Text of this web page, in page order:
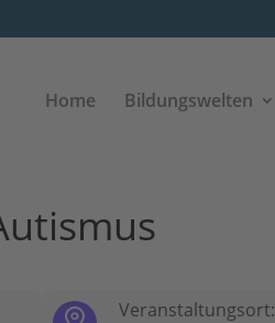
Home Bildungswelten
Veranstaltungsort: